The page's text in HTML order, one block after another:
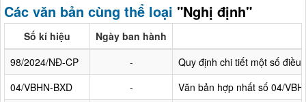
Các văn bản cùng thể loại "Nghị định"
Số kí hiệu
Ngày ban hành
98/2024/NĐ-CP
-
Quy định chi tiết một số
04/VBHN-BXD
-
Văn bản hợp nhất số 04/